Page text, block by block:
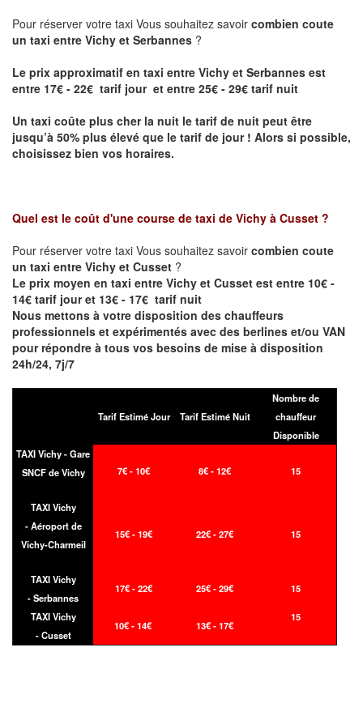
Pour réserver votre taxi Vous souhaitez savoir combien coute
un taxi entre Vichy et Serbannes ?
Le prix approximatif en taxi entre Vichy et Serbannes est
entre 17€ - 22€ tarif jour et entre 25€ - 29€ tarif nuit
Un taxi coûte plus cher la nuit le tarif de nuit peut être
jusqu’à 50% plus élevé que le tarif de jour ! Alors si possible,
choisissez bien vos horaires.
Quel est le coût d'une course de taxi de Vichy à Cusset ?
Pour réserver votre taxi Vous souhaitez savoir combien coute
un taxi entre Vichy et Cusset ?
Le prix moyen en taxi entre Vichy et Cusset est entre 10€ -
14€ tarif jour et 13€ - 17€ tarif nuit
Nous mettons à votre disposition des chauffeurs
professionnels et expérimentés avec des berlines et/ou VAN
pour répondre à tous vos besoins de mise à disposition
24h/24, 7j/7
Tarif Estimé Jour Tarif Estimé Nuit
Nombre de
chauffeur
Disponible
TAXI Vichy - Gare
SNCF de Vichy
7€ - 10€ 8€ - 12€ 15
TAXI Vichy
- Aéroport de
Vichy-Charmeil
15€ - 19€ 22€ - 27€ 15
TAXI Vichy
- Serbannes
17€ - 22€ 25€ - 29€ 15
TAXI Vichy
- Cusset
10€ - 14€ 13€ - 17€
15